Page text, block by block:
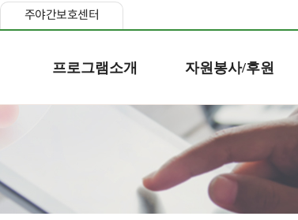
주야간보호센터
프로그램소개 자원봉사/후원